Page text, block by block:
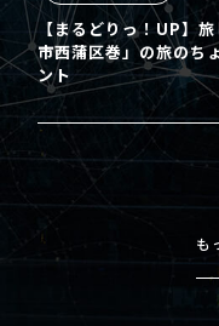
【まるどりっ！UP】
市西蒲区巻」の旅のち
ント
も